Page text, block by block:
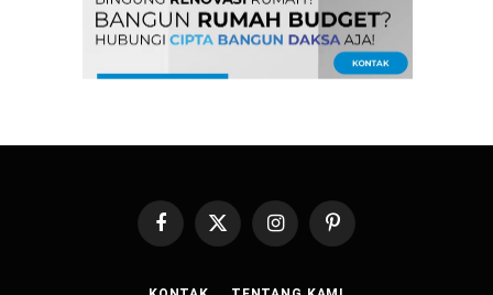
FacebookX
(Twitter)
InstagramPinterest